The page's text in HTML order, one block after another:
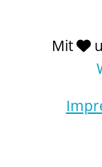
Mit